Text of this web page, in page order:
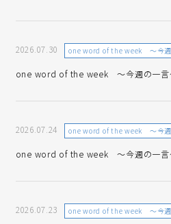
2026.07.30 one word of the week ～今
one word of the week ～今週の一言
2026.07.24 one word of the week ～今
one word of the week ～今週の一言
2026.07.23 one word of the week ～今